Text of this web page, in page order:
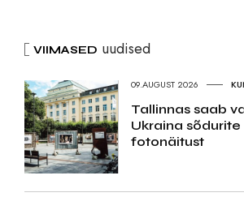
VIIMASED uudised
09.AUGUST 2026
Tallinnas saab
Ukraina
fotonäitust